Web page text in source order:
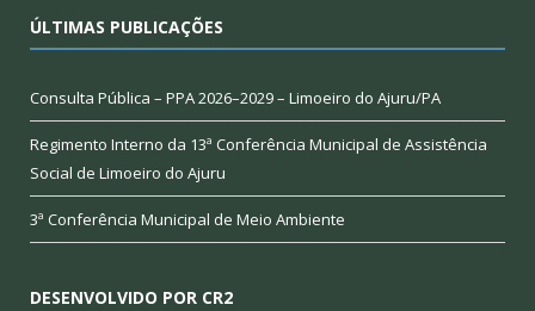
ÚLTIMAS PUBLICAÇÕES
Consulta Pública – PPA 2026–2029 – Limoeiro do Ajuru/PA
Regimento Interno da 13ª Conferência Municipal de Assistência
Social de Limoeiro do Ajuru
3ª Conferência Municipal de Meio Ambiente
DESENVOLVIDO POR CR2